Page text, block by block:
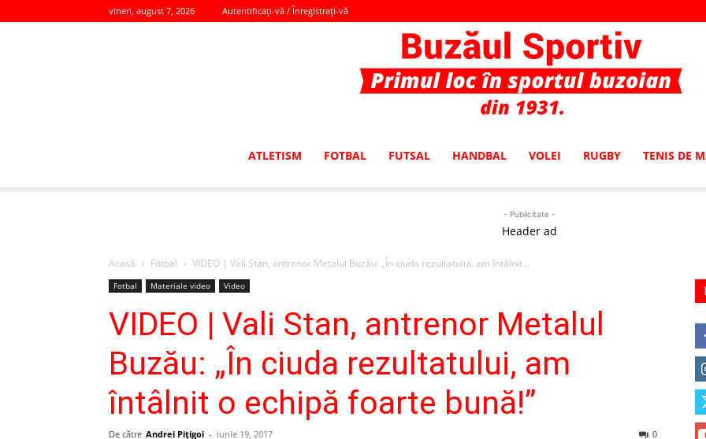
vineri, august 7, 2026 Autentificați-vă / Înregistrați-vă
ATLETISM FOTBAL FUTSAL HANDBAL VOLEI RUGBY TENIS DE
- Publicitate -
Header ad
Acasă Fotbal VIDEO | Vali Stan, antrenor Metalul Buzău: „În ciuda rezultatului, am întâlnit...
Fotbal Materiale video Video
VIDEO | Vali Stan, antrenor Metalul
Buzău: „În ciuda rezultatului, am
întâlnit o echipă foarte bună!”
De către Andrei Pițigoi - iunie 19, 2017 0